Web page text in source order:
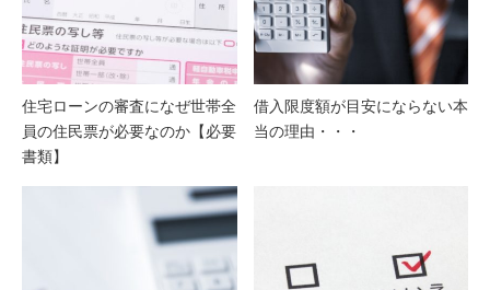
住宅ローンの審査になぜ世帯全
員の住民票が必要なのか【必要
書類】
借入限度額が目安にならない本
当の理由・・・